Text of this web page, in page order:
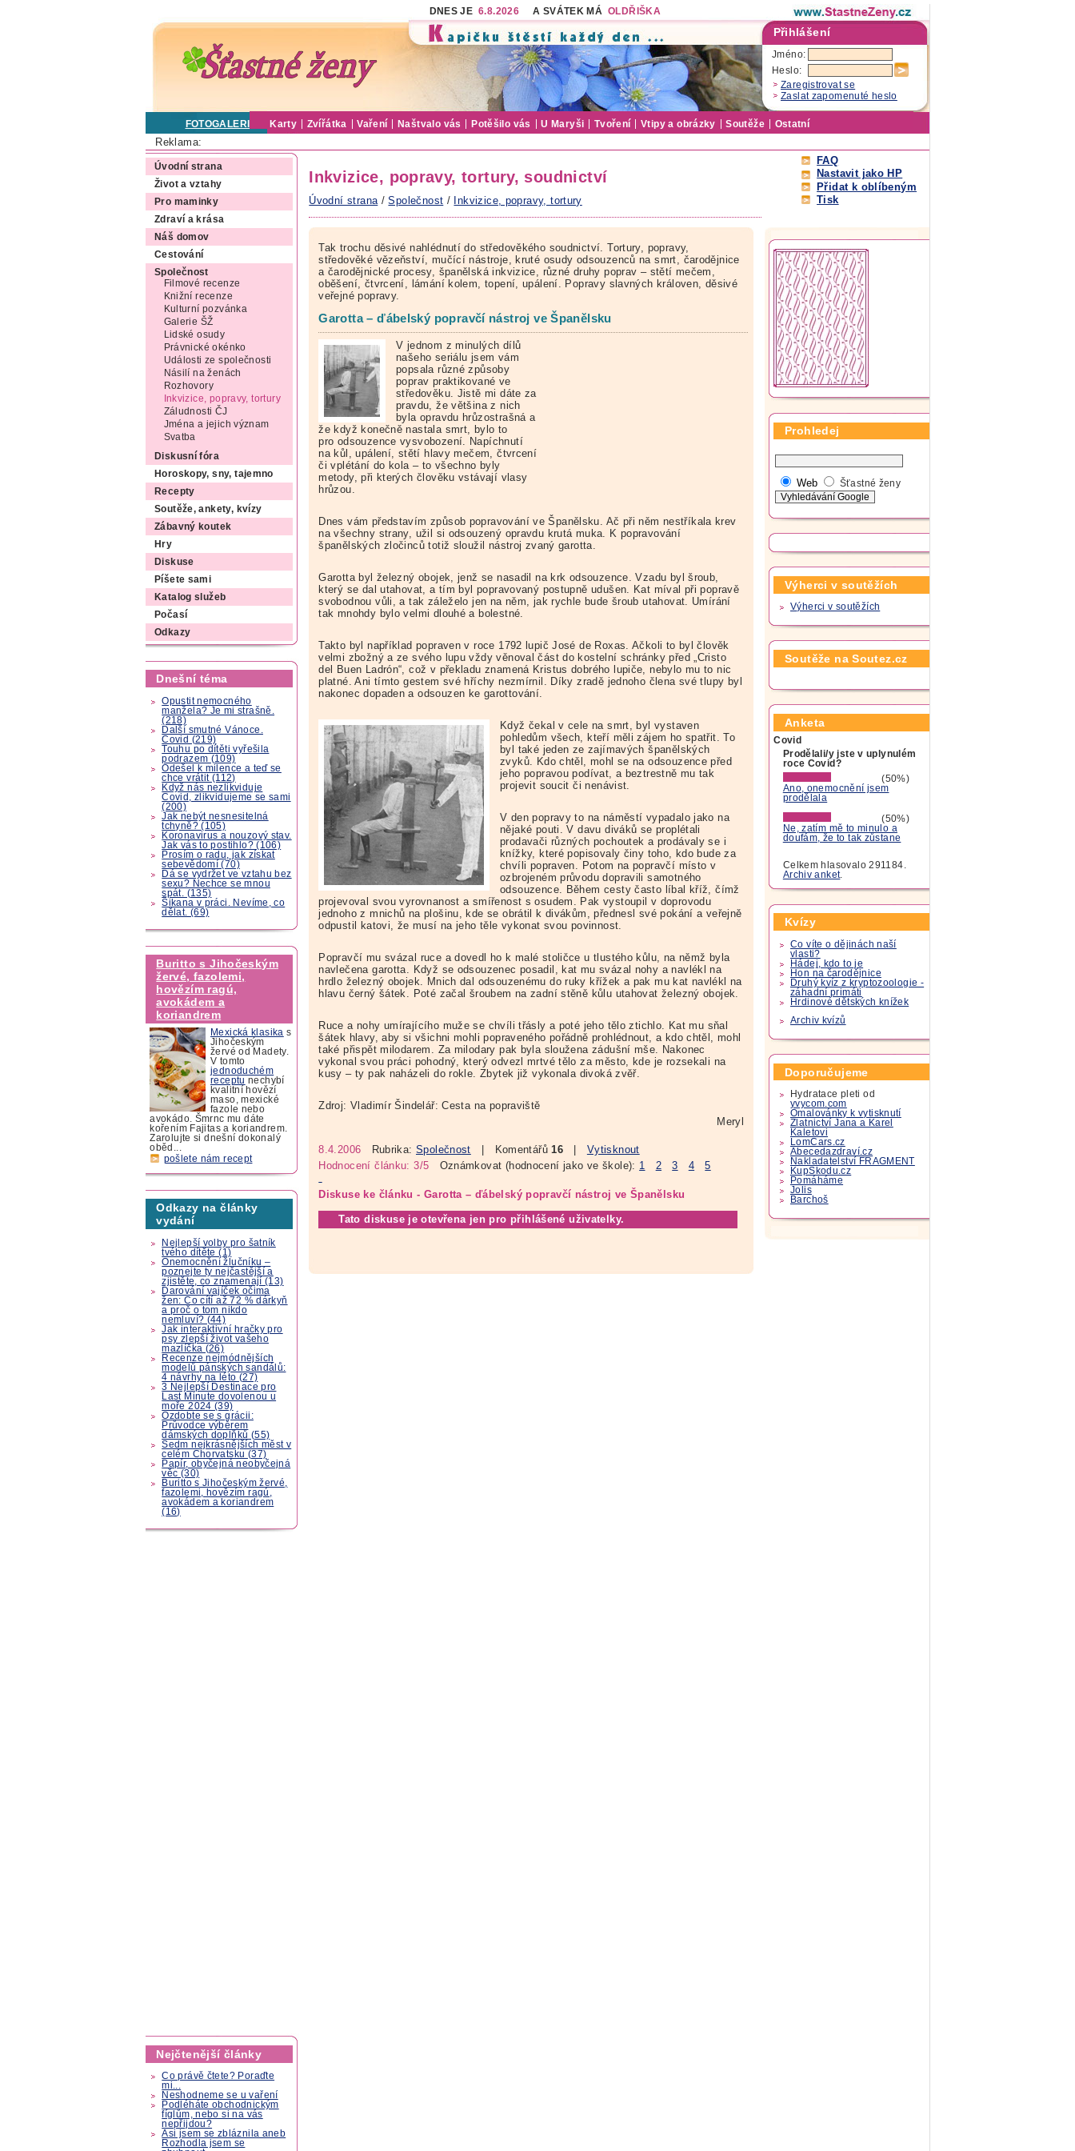
DNES JE 6.8.2026 A SVÁTEK MÁ OLDŘIŠKA
Přihlášení
Jméno:
Heslo:
Zaregistrovat se
Zaslat zapomenuté heslo
FOTOGALERIE Karty Zvířátka Vaření Naštvalo vás Potěšilo vás U Maryši Tvoření Vtipy a obrázky Soutěže Ostatní
Reklama:
Úvodní strana
Život a vztahy
Pro maminky
Zdraví a krása
Náš domov
Cestování
Společnost
Filmové recenze
Knižní recenze
Kulturní pozvánka
Galerie ŠŽ
Lidské osudy
Právnické okénko
Události ze společnosti
Násilí na ženách
Rozhovory
Inkvizice, popravy, tortury
Záludnosti ČJ
Jména a jejich význam
Svatba
Diskusní fóra
Horoskopy, sny, tajemno
Recepty
Soutěže, ankety, kvízy
Zábavný koutek
Hry
Diskuse
Píšete sami
Katalog služeb
Počasí
Odkazy
Dnešní téma
Opustit nemocného
manžela? Je mi strašně.
(218)
Další smutné Vánoce.
Covid (219)
Touhu po dítěti vyřešila
podrazem (109)
Odešel k milence a teď se
chce vrátit (112)
Když nás nezlikviduje
Covid, zlikvidujeme se sami
(200)
Jak nebýt nesnesitelná
tchyně? (105)
Koronavirus a nouzový stav.
Jak vás to postihlo? (106)
Prosím o radu, jak získat
sebevědomí (70)
Dá se vydržet ve vztahu bez
sexu? Nechce se mnou
spát. (135)
Šikana v práci. Nevíme, co
dělat. (69)
Buritto s Jihočeským
žervé, fazolemi,
hovězím ragú,
avokádem a
koriandrem
Mexická klasika s
Jihočeským
žervé od Madety.
V tomto
jednoduchém
receptu nechybí
kvalitní hovězí
maso, mexické
fazole nebo
avokádo. Šmrnc mu dáte
kořením Fajitas a koriandrem.
Zarolujte si dnešní dokonalý
oběd...
pošlete nám recept
Odkazy na články
vydání
Nejlepší volby pro šatník
tvého dítěte (1)
Onemocnění žlučníku –
poznejte ty nejčastější a
zjistěte, co znamenají (13)
Darování vajíček očima
žen: Co cítí až 72 % dárkyň
a proč o tom nikdo
nemluví? (44)
Jak interaktivní hračky pro
psy zlepší život vašeho
mazlíčka (26)
Recenze nejmódnějších
modelů pánských sandálů:
4 návrhy na léto (27)
3 Nejlepší Destinace pro
Last Minute dovolenou u
moře 2024 (39)
Ozdobte se s grácii:
Průvodce výběrem
dámských doplňků (55)
Sedm nejkrásnějších měst v
celém Chorvatsku (37)
Papír, obyčejná neobyčejná
věc (30)
Buritto s Jihočeským žervé,
fazolemi, hovězím ragú,
avokádem a koriandrem
(16)
Nejčtenější články
Co právě čtete? Poraďte
mi...
Neshodneme se u vaření
Podléháte obchodnickým
fíglům, nebo si na vás
nepřijdou?
Asi jsem se zbláznila aneb
Rozhodla jsem se
Inkvizice, popravy, tortury, soudnictví
Úvodní strana /Společnost / Inkvizice, popravy, tortury
FAQ
Nastavit jako HP
Přidat k oblíbeným
Tisk
Tak trochu děsivé nahlédnutí do středověkého soudnictví. Tortury, popravy,
středověké vězeňství, mučící nástroje, kruté osudy odsouzenců na smrt, čarodějnice
a čarodějnické procesy, španělská inkvizice, různé druhy poprav – stětí mečem,
oběšení, čtvrcení, lámání kolem, topení, upálení. Popravy slavných královen, děsivé
veřejné popravy.
Garotta – ďábelský popravčí nástroj ve Španělsku
V jednom z minulých dílů
našeho seriálu jsem vám
popsala různé způsoby
poprav praktikované ve
středověku. Jistě mi dáte za
pravdu, že většina z nich
byla opravdu hrůzostrašná a
že když konečně nastala smrt, bylo to
pro odsouzence vysvobození. Napíchnutí
na kůl, upálení, stětí hlavy mečem, čtvrcení
či vplétání do kola – to všechno byly
metody, při kterých člověku vstávají vlasy
hrůzou.
Dnes vám představím způsob popravování ve Španělsku. Ač při něm nestříkala krev
na všechny strany, užil si odsouzený opravdu krutá muka. K popravování
španělských zločinců totiž sloužil nástroj zvaný garotta.
Garotta byl železný obojek, jenž se nasadil na krk odsouzence. Vzadu byl šroub,
který se dal utahovat, a tím byl popravovaný postupně udušen. Kat míval při popravě
svobodnou vůli, a tak záleželo jen na něm, jak rychle bude šroub utahovat. Umírání
tak mnohdy bylo velmi dlouhé a bolestné.
Takto byl například popraven v roce 1792 lupič José de Roxas. Ačkoli to byl člověk
velmi zbožný a ze svého lupu vždy věnoval část do kostelní schránky před „Cristo
del Buen Ladrón“, což v překladu znamená Kristus dobrého lupiče, nebylo mu to nic
platné. Ani tímto gestem své hříchy nezmírnil. Díky zradě jednoho člena své tlupy byl
nakonec dopaden a odsouzen ke garottování.
Když čekal v cele na smrt, byl vystaven
pohledům všech, kteří měli zájem ho spatřit. To
byl také jeden ze zajímavých španělských
zvyků. Kdo chtěl, mohl se na odsouzence před
jeho popravou podívat, a beztrestně mu tak
projevit soucit či nenávist.
V den popravy to na náměstí vypadalo jako na
nějaké pouti. V davu diváků se proplétali
prodavači různých pochoutek a prodávaly se i
knížky, které popisovaly činy toho, kdo bude za
chvíli popraven. Potom na popravčí místo v
ozbrojeném průvodu dopravili samotného
odsouzence. Během cesty často líbal kříž, čímž
projevoval svou vyrovnanost a smířenost s osudem. Pak vystoupil v doprovodu
jednoho z mnichů na plošinu, kde se obrátil k divákům, přednesl své pokání a veřejně
odpustil katovi, že musí na jeho těle vykonat svou povinnost.
Popravčí mu svázal ruce a dovedl ho k malé stoličce u tlustého kůlu, na němž byla
navlečena garotta. Když se odsouzenec posadil, kat mu svázal nohy a navlékl na
hrdlo železný obojek. Mnich dal odsouzenému do ruky křížek a pak mu kat navlékl na
hlavu černý šátek. Poté začal šroubem na zadní stěně kůlu utahovat železný obojek.
Ruce a nohy umírajícího muže se chvíli třásly a poté jeho tělo ztichlo. Kat mu sňal
šátek hlavy, aby si všichni mohli popraveného pořádně prohlédnout, a kdo chtěl, mohl
také přispět milodarem. Za milodary pak byla sloužena zádušní mše. Nakonec
vykonal svou práci pohodný, který odvezl mrtvé tělo za město, kde je rozsekali na
kusy – ty pak naházeli do rokle. Zbytek již vykonala divoká zvěř.
Zdroj: Vladimír Šindelář: Cesta na popraviště
Meryl
8.4.2006 Rubrika: Společnost | Komentářů 16
Vytisknout
Hodnocení článku: 3/5 Oznámkovat (hodnocení jako ve škole): 1 2 3 4 5
Diskuse ke článku - Garotta – ďábelský popravčí nástroj ve Španělsku
Tato diskuse je otevřena jen pro přihlášené uživatelky.
Prohledej
Web Šťastné ženy
Výherci v soutěžích
Výherci v soutěžích
Soutěže na Soutez.cz
Anketa
Covid
Prodělali/y jste v uplynulém
roce Covid?
(50%)
Ano, onemocnění jsem
prodělala
(50%)
Ne, zatím mě to minulo a
doufám, že to tak zůstane
Celkem hlasovalo 291184.
Archiv anket.
Kvízy
Co víte o dějinách naší
vlasti?
Hádej, kdo to je
Hon na čarodějnice
Druhý kvíz z kryptozoologie -
záhadní primáti
Hrdinové dětských knížek
Archiv kvízů
Doporučujeme
Hydratace pleti od
yvycom.com
Omalovánky k vytisknutí
Zlatnictví Jana a Karel
Kaletovi
LomCars.cz
Abecedazdraví.cz
Nakladatelství FRAGMENT
KupSkodu.cz
Pomáháme
Jolis
Barchoš